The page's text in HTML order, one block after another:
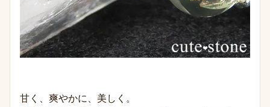
甘く、爽やかに、美しく。